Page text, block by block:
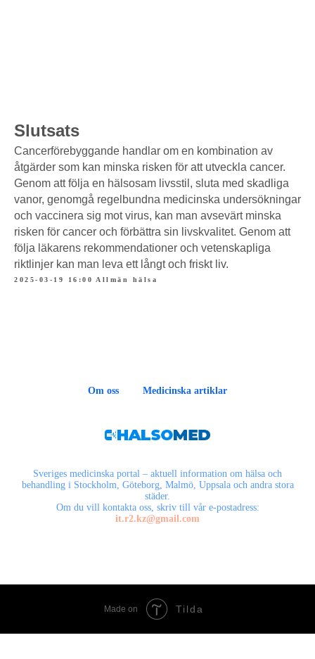
Slutsats
Cancerförebyggande handlar om en kombination av
åtgärder som kan minska risken för att utveckla cancer.
Genom att följa en hälsosam livsstil, sluta med skadliga
vanor, genomgå regelbundna medicinska undersökningar
och vaccinera sig mot virus, kan man avsevärt minska
risken för cancer och förbättra sin livskvalitet. Genom att
följa läkarens rekommendationer och vetenskapliga
riktlinjer kan man leva ett långt och friskt liv.
2025-03-19 16:00 Allmän hälsa
Om oss Medicinska artiklar
Sveriges medicinska portal – aktuell information om hälsa och
behandling i Stockholm, Göteborg, Malmö, Uppsala och andra stora
städer.
Om du vill kontakta oss, skriv till vår e-postadress:
it.r2.kz@gmail.com
Made on Tilda